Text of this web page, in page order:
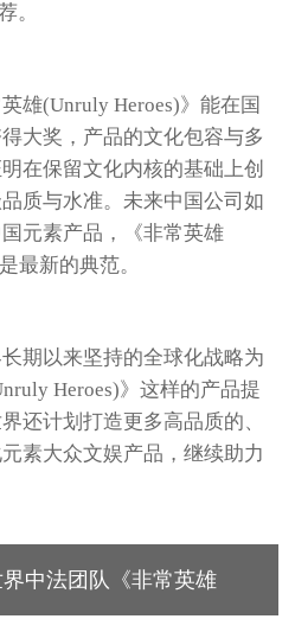
。
雄(Unruly Heroes)》能在国
大奖，产品的文化包容与多
在保留文化内核的基础上创
质与水准。未来中国公司如
元素产品，《非常英雄
最新的典范。
期以来坚持的全球化战略为
Heroes)》这样的产品提
还计划打造更多高品质的、
素大众文娱产品，继续助力
中法团队《非常英雄